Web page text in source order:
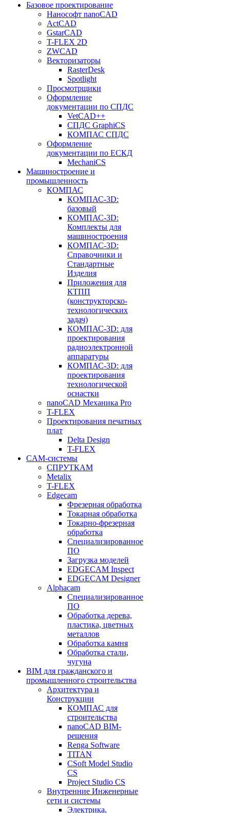
Базовое проектирование
Нанософт nanoCAD
ActCAD
GstarCAD
T-FLEX 2D
ZWCAD
Векторизаторы
RasterDesk
Spotlight
Просмотрщики
Оформление
документации по СПДС
VetCAD++
СПДС GraphiCS
КОМПАС СПДС
Оформление
документации по ЕСКД
MechaniCS
Машиностроение и
промышленность
КОМПАС
КОМПАС-3D:
базовый
КОМПАС-3D:
Комплекты для
машиностроения
КОМПАС-3D:
Справочники и
Стандартные
Изделия
Приложения для
КТПП
(конструкторско-
технологических
задач)
КОМПАС-3D: для
проектирования
радиоэлектронной
аппаратуры
КОМПАС-3D: для
проектирования
технологической
оснастки
nanoCAD Механика Pro
T-FLEX
Проектирования печатных
плат
Delta Design
T-FLEX
CAM-системы
СПРУТКAM
Metalix
T-FLEX
Edgecam
Фрезерная обработка
Токарная обработка
Токарно-фрезерная
обработка
Специализированное
ПО
Загрузка моделей
EDGECAM Inspect
EDGECAM Designer
Alphacam
Специализированное
ПО
Обработка дерева,
пластика, цветных
металлов
Обработка камня
Обработка стали,
чугуна
BIM для гражданского и
промышленного строительства
Архитектура и
Конструкции
КОМПАС для
строительства
nanoCAD BIM-
решения
Renga Software
TITAN
CSoft Model Studio
CS
Project Studio CS
Внутренние Инженерные
сети и системы
Электрика,